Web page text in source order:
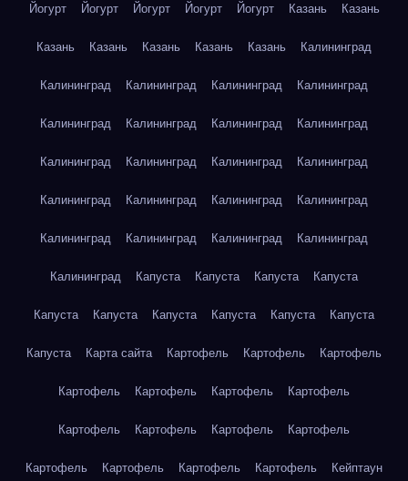
Йогурт Йогурт Йогурт Йогурт Йогурт Казань Казань
Казань Казань Казань Казань Казань Калининград
Калининград Калининград Калининград Калининград
Калининград Калининград Калининград Калининград
Калининград Калининград Калининград Калининград
Калининград Калининград Калининград Калининград
Калининград Калининград Калининград Калининград
Калининград Капуста Капуста Капуста Капуста
Капуста Капуста Капуста Капуста Капуста Капуста
Капуста Карта сайта Картофель Картофель Картофель
Картофель Картофель Картофель Картофель
Картофель Картофель Картофель Картофель
Картофель Картофель Картофель Картофель Кейптаун